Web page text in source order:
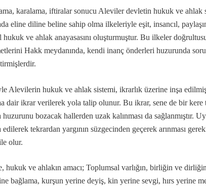
der?
deyimi
karalama, iftiralar sonucu Aleviler devletin hukuk ve ahlak
eline diline beline sahip olma ilkeleriyle eşit, insancıl,
hukuk ve ahlak anayasasını oluşturmuştur. Bu ilkeler
Hakk meydanında, kendi inanç önderleri huzurunda
Alevilerin hukuk ve ahlak sistemi, ikrarlık üzerine inşa
dair ikrar verilerek yola talip olunur. Bu ikrar, sene de bir kere
bozacak hallerden uzak kalınması da sağlanmıştır.
tekrardan yargının süzgecinden geçerek arınması
olur.
hukuk ve ahlakın amacı; Toplumsal varlığın, birliğin ve
bağlama, kurşun yerine deyiş, kin yerine sevgi, hırs yerine